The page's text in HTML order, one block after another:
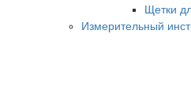
Щетки
Измерительный